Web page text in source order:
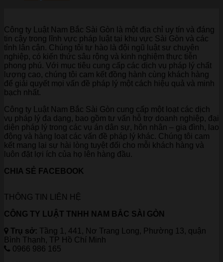
Công ty Luật Nam Bắc Sài Gòn là một địa chỉ uy tín và đáng
tin cậy trong lĩnh vực pháp luật tại khu vực Sài Gòn và các
tỉnh lân cận. Chúng tôi tự hào là đội ngũ luật sư chuyên
nghiệp, có kiến thức sâu rộng và kinh nghiệm thực tiễn
phong phú. Với mục tiêu cung cấp các dịch vụ pháp lý chất
lượng cao, chúng tôi cam kết đồng hành cùng khách hàng
để giải quyết mọi vấn đề pháp lý một cách hiệu quả và minh
bạch nhất.
Công ty Luật Nam Bắc Sài Gòn cung cấp một loạt các dịch
vụ pháp lý đa dạng, bao gồm tư vấn hỗ trợ doanh nghiệp, đại
diện pháp lý trong các vụ án dân sự, hôn nhân – gia đình, lao
động và hàng loạt các vấn đề pháp lý khác. Chúng tôi cam
kết mang lại sự hài lòng tuyệt đối cho mỗi khách hàng và
luôn đặt lợi ích của họ lên hàng đầu.
CHIA SẺ FACEBOOK
THÔNG TIN LIÊN HỆ
CÔNG TY LUẬT TNHH NAM BẮC SÀI GÒN
Trụ sở: Tầng 1, 441, Nơ Trang Long, Phường 13, quận
Bình Thạnh, TP Hồ Chí Minh
0966 986 165